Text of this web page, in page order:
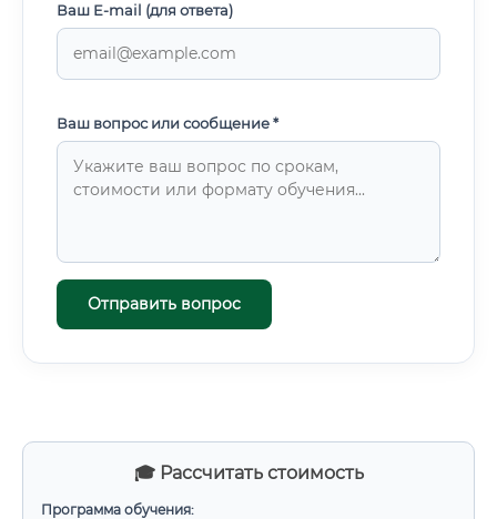
🎓 Рассчитать стоимость
Программа обучения:
Ваш E-mail (для ответа)
Ваш вопрос или сообщение *
Отправить вопрос